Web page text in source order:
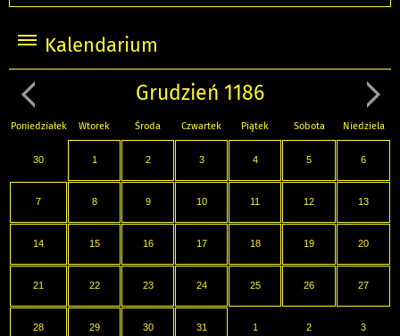
Kalendarium
Grudzień 1186
Poniedziałek Wtorek Środa Czwartek Piątek Sobota Niedziela
30 1 2 3 4 5 6
7 8 9 10 11 12 13
14 15 16 17 18 19 20
21 22 23 24 25 26 27
28 29 30 31 1 2 3